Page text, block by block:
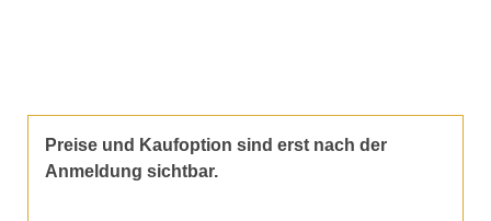
Preise und Kaufoption sind erst nach der
Anmeldung sichtbar.